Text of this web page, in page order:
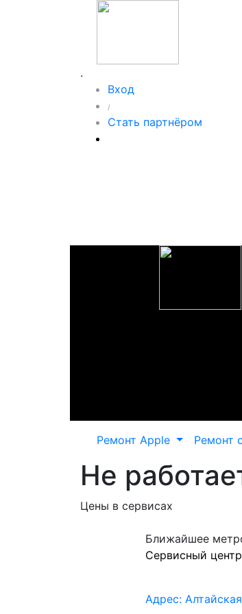
.
Вход
/
Стать партнёром
Ремонт Apple Ремонт
Не
Цены в сервисах
Ближайшее
Сервисный центр
Адрес: